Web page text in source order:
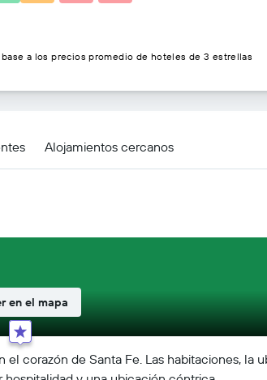
Alojamientos cercanos
corazón de Santa Fe. Las habitaciones, la
en el mapa
base a los precios promedio de hoteles de 3 estrellas